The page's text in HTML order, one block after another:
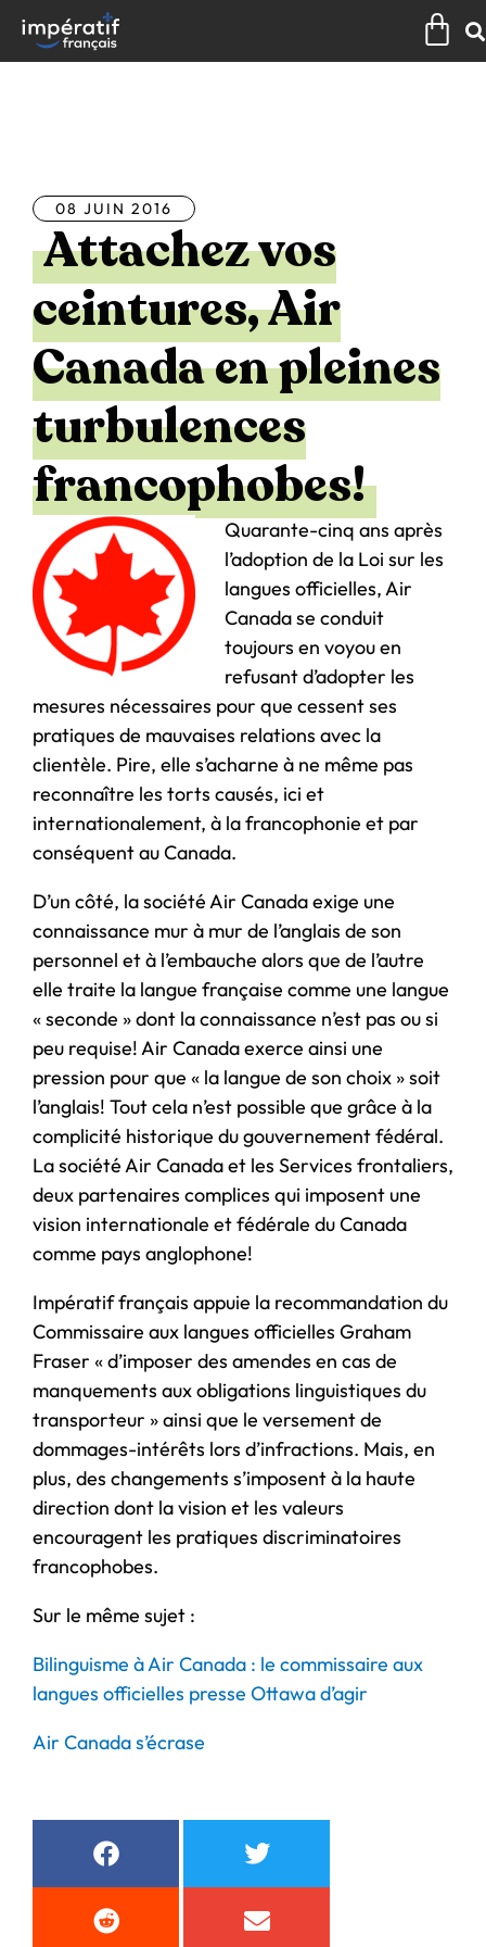
contenu
08 JUIN 2016
Attachez vos
ceintures, Air
Canada en pleines
turbulences
francophobes!
Quarante-cinq ans après
l’adoption de la Loi sur les
langues officielles, Air
Canada se conduit
toujours en voyou en
refusant d’adopter les
mesures nécessaires pour que cessent ses
pratiques de mauvaises relations avec la
clientèle. Pire, elle s’acharne à ne même pas
reconnaître les torts causés, ici et
internationalement, à la francophonie et par
conséquent au Canada.
D’un côté, la société Air Canada exige une
connaissance mur à mur de l’anglais de son
personnel et à l’embauche alors que de l’autre
elle traite la langue française comme une langue
« seconde » dont la connaissance n’est pas ou si
peu requise! Air Canada exerce ainsi une
pression pour que « la langue de son choix » soit
l’anglais! Tout cela n’est possible que grâce à la
complicité historique du gouvernement fédéral.
La société Air Canada et les Services frontaliers,
deux partenaires complices qui imposent une
vision internationale et fédérale du Canada
comme pays anglophone!
Impératif français appuie la recommandation du
Commissaire aux langues officielles Graham
Fraser « d’imposer des amendes en cas de
manquements aux obligations linguistiques du
transporteur » ainsi que le versement de
dommages-intérêts lors d’infractions. Mais, en
plus, des changements s’imposent à la haute
direction dont la vision et les valeurs
encouragent les pratiques discriminatoires
francophobes.
Sur le même sujet :
Bilinguisme à Air Canada : le commissaire aux
langues officielles presse Ottawa d’agir
Air Canada s’écrase